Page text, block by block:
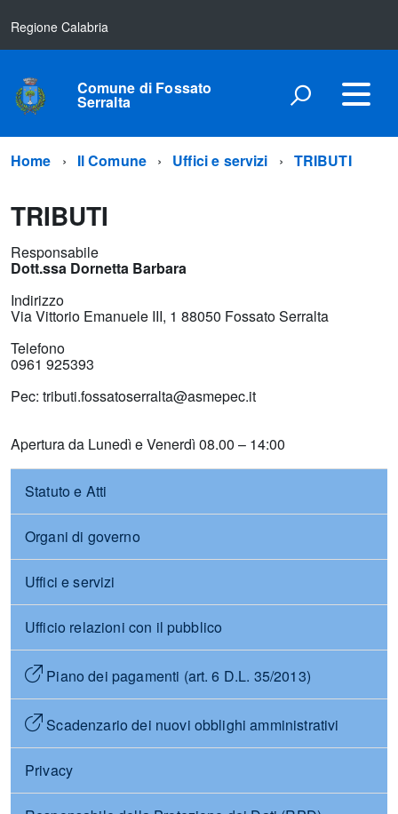
Regione Calabria
Comune di Fossato
Serralta
Home Il Comune Uffici e servizi TRIBUTI
TRIBUTI
Responsabile
Dott.ssa Dornetta Barbara
Indirizzo
Via Vittorio Emanuele III, 1 88050 Fossato Serralta
Telefono
0961 925393
Pec: tributi.fossatoserralta@asmepec.it
Apertura da Lunedì e Venerdì 08.00 – 14:00
Statuto e Atti
Organi di governo
Uffici e servizi
Ufficio relazioni con il pubblico
Piano dei pagamenti (art. 6 D.L. 35/2013)
Scadenzario dei nuovi obblighi amministrativi
Privacy